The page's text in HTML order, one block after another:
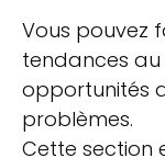
Vous pouvez
tendances
opportunités
problèmes.
Cette section